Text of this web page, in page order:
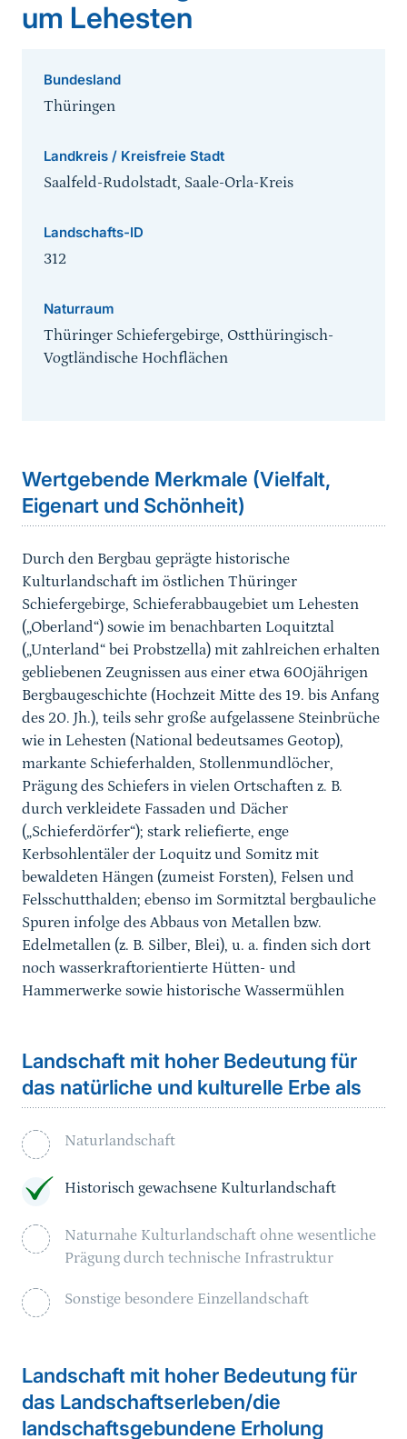
um Lehesten
Bundesland
Thüringen
Landkreis / Kreisfreie Stadt
Saalfeld-Rudolstadt, Saale-Orla-Kreis
Landschafts-ID
312
Naturraum
Thüringer Schiefergebirge, Ostthüringisch-
Vogtländische Hochflächen
Wertgebende Merkmale (Vielfalt,
Eigenart und Schönheit)
Durch den Bergbau geprägte historische
Kulturlandschaft im östlichen Thüringer
Schiefergebirge, Schieferabbaugebiet um Lehesten
(„Oberland“) sowie im benachbarten Loquitztal
(„Unterland“ bei Probstzella) mit zahlreichen erhalten
gebliebenen Zeugnissen aus einer etwa 600jährigen
Bergbaugeschichte (Hochzeit Mitte des 19. bis Anfang
des 20. Jh.), teils sehr große aufgelassene Steinbrüche
wie in Lehesten (National bedeutsames Geotop),
markante Schieferhalden, Stollenmundlöcher,
Prägung des Schiefers in vielen Ortschaften z. B.
durch verkleidete Fassaden und Dächer
(„Schieferdörfer“); stark reliefierte, enge
Kerbsohlentäler der Loquitz und Somitz mit
bewaldeten Hängen (zumeist Forsten), Felsen und
Felsschutthalden; ebenso im Sormitztal bergbauliche
Spuren infolge des Abbaus von Metallen bzw.
Edelmetallen (z. B. Silber, Blei), u. a. finden sich dort
noch wasserkraftorientierte Hütten- und
Hammerwerke sowie historische Wassermühlen
Landschaft mit hoher Bedeutung für
das natürliche und kulturelle Erbe als
Naturlandschaft
Historisch gewachsene Kulturlandschaft
Naturnahe Kulturlandschaft ohne wesentliche
Prägung durch technische Infrastruktur
Sonstige besondere Einzellandschaft
Landschaft mit hoher Bedeutung für
das Landschaftserleben/die
landschaftsgebundene Erholung